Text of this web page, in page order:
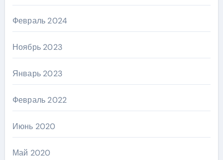
Февраль 2024
Ноябрь 2023
Январь 2023
Февраль 2022
Июнь 2020
Май 2020